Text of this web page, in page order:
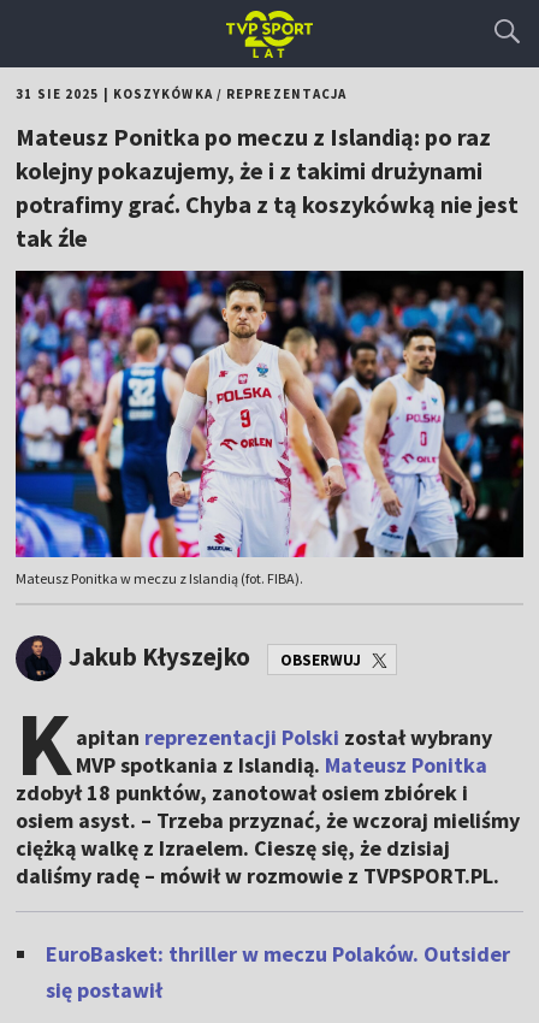
31 SIE 2025 KOSZYKÓWKA/ REPREZENTACJA
Mateusz Ponitka po meczu z Islandią: po raz
kolejny pokazujemy, że i z takimi drużynami
potrafimy grać. Chyba z tą koszykówką nie jest
tak źle
Mateusz Ponitka w meczu z Islandią (fot. FIBA).
Jakub Kłyszejko OBSERWUJ
Kapitan reprezentacji Polski został wybrany
MVP spotkania z Islandią. Mateusz Ponitka
zdobył 18 punktów, zanotował osiem zbiórek i
osiem asyst. – Trzeba przyznać, że wczoraj mieliśmy
ciężką walkę z Izraelem. Cieszę się, że dzisiaj
daliśmy radę – mówił w rozmowie z TVPSPORT.PL.
EuroBasket: thriller w meczu Polaków. Outsider
się postawił